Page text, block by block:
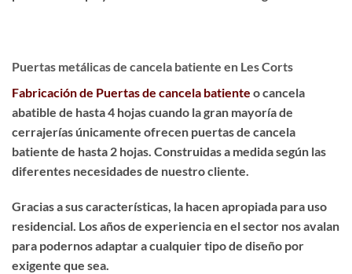
Puertas metálicas de cancela batiente en Les Corts
Fabricación de Puertas de cancela batiente o cancela
abatible de hasta 4 hojas cuando la gran mayoría de
cerrajerías únicamente ofrecen puertas de cancela
batiente de hasta 2 hojas. Construidas a medida según las
diferentes necesidades de nuestro cliente.
Gracias a sus características, la hacen apropiada para uso
residencial. Los años de experiencia en el sector nos avalan
para podernos adaptar a cualquier tipo de diseño por
exigente que sea.